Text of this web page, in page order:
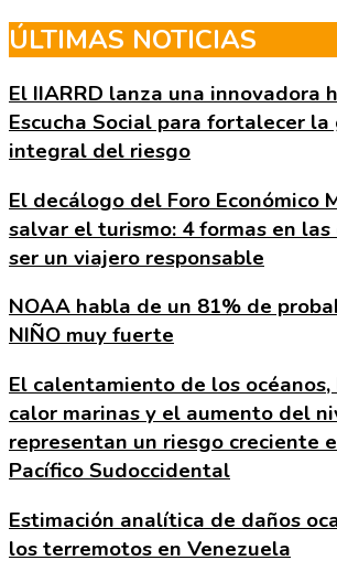
Skip
to
content
ÚLTIMAS NOTICIAS
El IIARRD lanza una innovadora
Escucha Social para fortalecer
integral del riesgo
El decálogo del Foro Económico
salvar el turismo: 4 formas en
ser un viajero responsable
NOAA habla de un 81% de
NIÑO muy fuerte
El calentamiento de los
calor marinas y el aumento del
representan un riesgo creciente
Pacífico Sudoccidental
Estimación analítica de daños
los terremotos en Venezuela